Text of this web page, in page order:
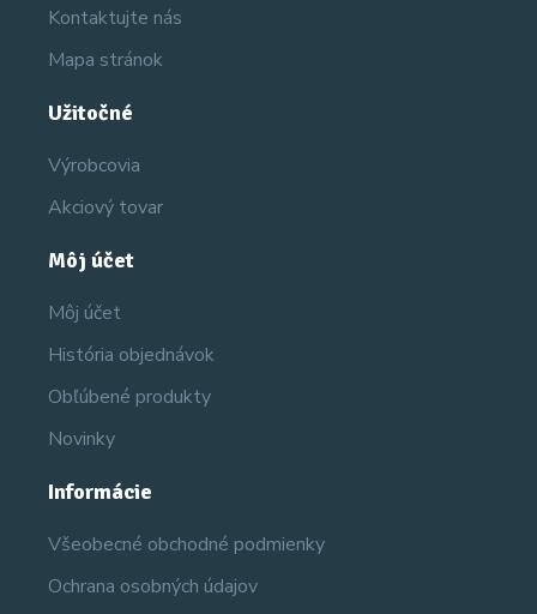
Kontaktujte nás
Mapa stránok
Užitočné
Výrobcovia
Akciový tovar
Môj účet
Môj účet
História objednávok
Obľúbené produkty
Novinky
Informácie
Všeobecné obchodné podmienky
Ochrana osobných údajov